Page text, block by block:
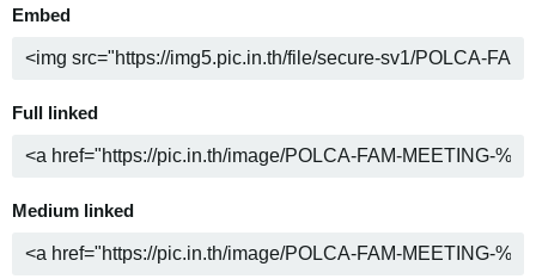
Embed
Full linked
Medium linked